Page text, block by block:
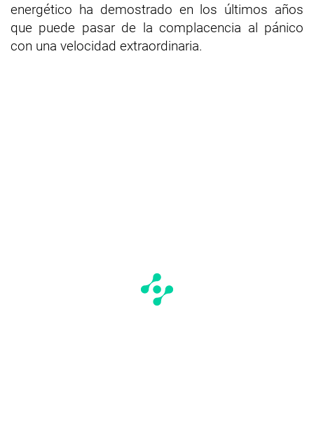
energético ha demostrado en los últimos años
que puede pasar de la complacencia al pánico
con una velocidad extraordinaria.